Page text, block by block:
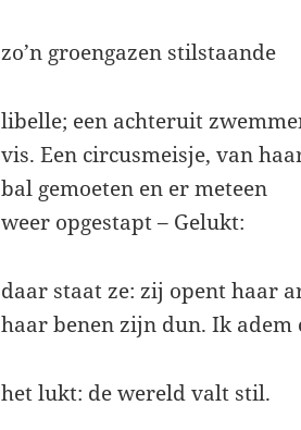
zo’n groengazen stilstaande
libelle; een achteruit
vis. Een circusmeisje, van
bal gemoeten en er meteen
weer opgestapt – Gelukt:
daar staat ze: zij opent haar
haar benen zijn dun. Ik adem
het lukt: de wereld valt stil.